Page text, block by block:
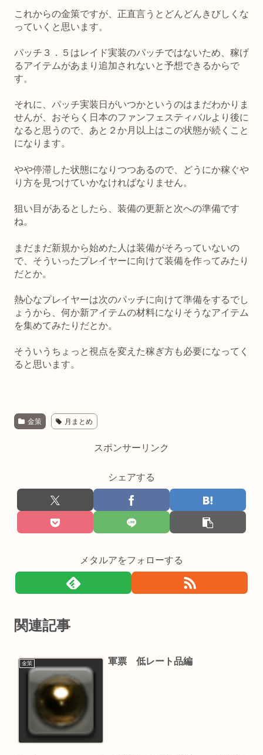
これからの金策ですが、正直言うとどんどんきびしくな
っていくと思います。
パッチ３．５はレイド実装のパッチではないため、稼げ
るアイテムがあまり追加されないと予想できるからで
す。
それに、パッチ実装日がいつかというのはまだわかりま
せんが、おそらく日本のファンフェスティバルより後に
なると思うので、あと２か月以上はこの状態が続くこと
になります。
やや停滞した状態になりつつあるので、どうにか稼ぐや
り方を見つけていかなければなりません。
狙い目があるとしたら、装備の更新と次への準備です
ね。
まだまだ新規から始めた人は装備がそろっていないの
で、そういったプレイヤーに向けて装備を作ってみたり
だとか。
熱心なプレイヤーは次のパッチに向けて準備をするでし
ょうから、何か新アイテムの材料になりそうなアイテム
を集めてみたりだとか。
そういうちょっと視点を変えた稼ぎ方も必要になってく
ると思います。
金策 月まとめ
スポンサーリンク
シェアする
メタルアをフォローする
関連記事
金策 軍票 低レート品編